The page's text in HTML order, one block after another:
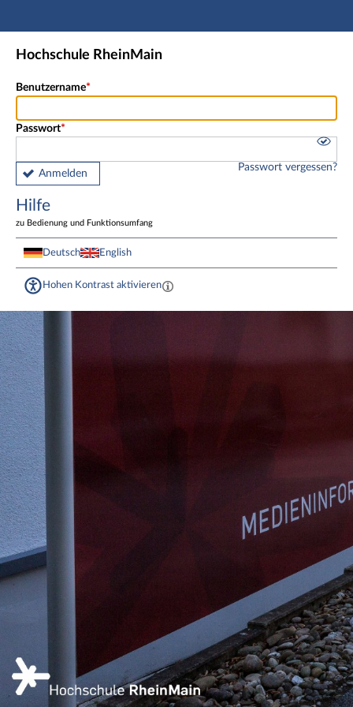
Hauptnavigation
Fußzeile
Hochschule RheinMain
Benutzername
Passwort
Anmelden
Passwort vergessen?
Hilfe
zu Bedienung und Funktionsumfang
Deutsch English
Hohen Kontrast aktivieren